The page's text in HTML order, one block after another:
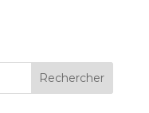
Rechercher